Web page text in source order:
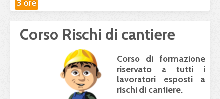
3 ore
Corso Rischi di cantiere
Corso di formazione
riservato a tutti i
lavoratori esposti a
rischi di cantiere.